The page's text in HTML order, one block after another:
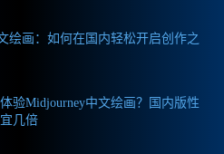
绘画：如何在国内轻松开启创作之
验Midjourney中文绘画？国内版性
几倍